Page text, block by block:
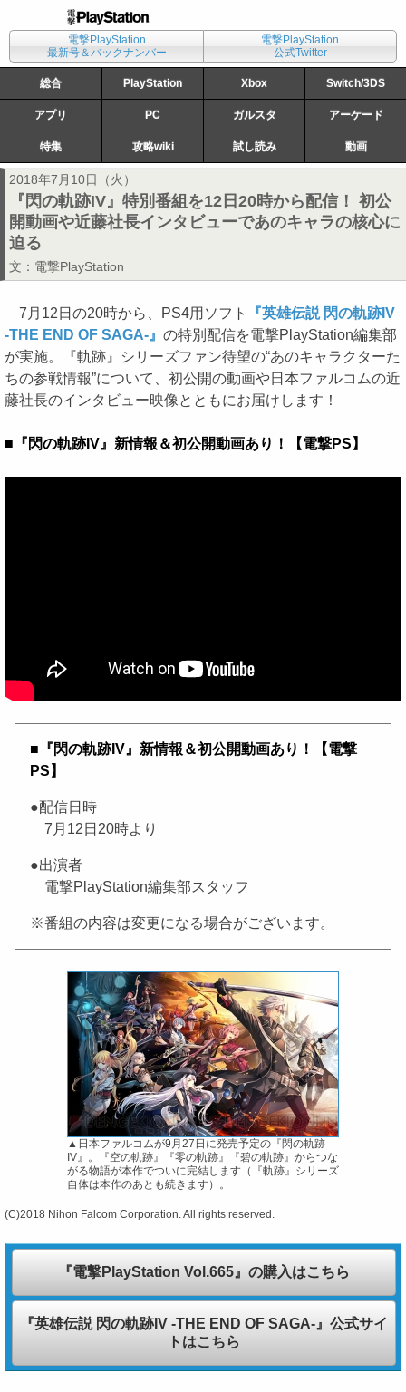
電撃PlayStation
最新号＆バックナンバー
電撃PlayStation
公式Twitter
総合 PlayStation Xbox Switch/3DS
アプリ PC ガルスタ アーケード
特集 攻略wiki 試し読み 動画
2018年7月10日（火）
『閃の軌跡IV』特別番組を12日20時から配信！ 初公
開動画や近藤社長インタビューであのキャラの核心に
迫る
文： 電撃PlayStation
7月12日の20時から、PS4用ソフト
『英雄伝説 閃の軌跡IV
-THE END OF SAGA-』 の特別配信を電撃PlayStation編集部
が実施。『軌跡』シリーズファン待望の“あのキャラクターた
ちの参戦情報”について、初公開の動画や日本ファルコムの近
藤社長のインタビュー映像とともにお届けします！
■『閃の軌跡IV』新情報＆初公開動画あり！【電撃PS】
■『閃の軌跡IV』新情報＆初公開動画あり！【電撃
PS】
●配信日時
7月12日20時より
●出演者
電撃PlayStation編集部スタッフ
※番組の内容は変更になる場合がございます。
▲日本ファルコムが9月27日に発売予定の『閃の軌跡
IV』。『空の軌跡』『零の軌跡』『碧の軌跡』からつな
がる物語が本作でついに完結します（『軌跡』シリーズ
自体は本作のあとも続きます）。
(C)2018 Nihon Falcom Corporation. All rights reserved.
『電撃PlayStation Vol.665』の購入はこちら
『英雄伝説 閃の軌跡IV -THE END OF SAGA-』公式サイ
トはこちら